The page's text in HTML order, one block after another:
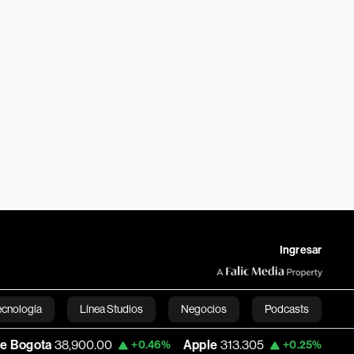
Ingresar
Línea Studios Negocios Podcasts
English
+0.46% Apple 313.305 +0.25% USD COP 3,159.60